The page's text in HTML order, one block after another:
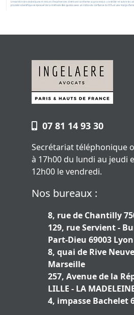
07 81 14 93 30
Secrétariat téléphonique
à 17h00 du lundi au jeudi
12h00 le vendredi.
Nos bureaux :
8, rue de Chantilly
129, rue Servient -
Part-Dieu 69003 Lyon
8, quai de Rive
Marseille
257, Avenue de la
LILLE - LA
4, impasse Bachelet